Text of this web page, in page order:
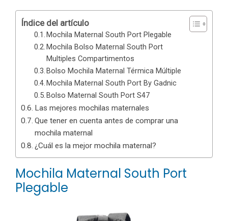
Índice del artículo
Mochila Maternal South Port Plegable
Mochila Bolso Maternal South Port
Multiples Compartimentos
Bolso Mochila Maternal Térmica Múltiple
Mochila Maternal South Port By Gadnic
Bolso Maternal South Port S47
Las mejores mochilas maternales
Que tener en cuenta antes de comprar una
mochila maternal
¿Cuál es la mejor mochila maternal?
Mochila Maternal South Port
Plegable